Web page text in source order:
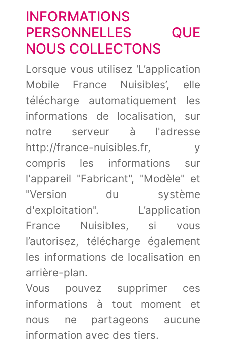
INFORMATIONS
PERSONNELLES QUE
NOUS COLLECTONS
Lorsque vous utilisez ‘L’application
Mobile France Nuisibles’, elle
télécharge automatiquement les
informations de localisation, sur
notre serveur à l'adresse
http://france-nuisibles.fr, y
compris les informations sur
l'appareil "Fabricant", "Modèle" et
"Version du système
d'exploitation". L’application
France Nuisibles, si vous
l’autorisez, télécharge également
les informations de localisation en
arrière-plan.
Vous pouvez supprimer ces
informations à tout moment et
nous ne partageons aucune
information avec des tiers.